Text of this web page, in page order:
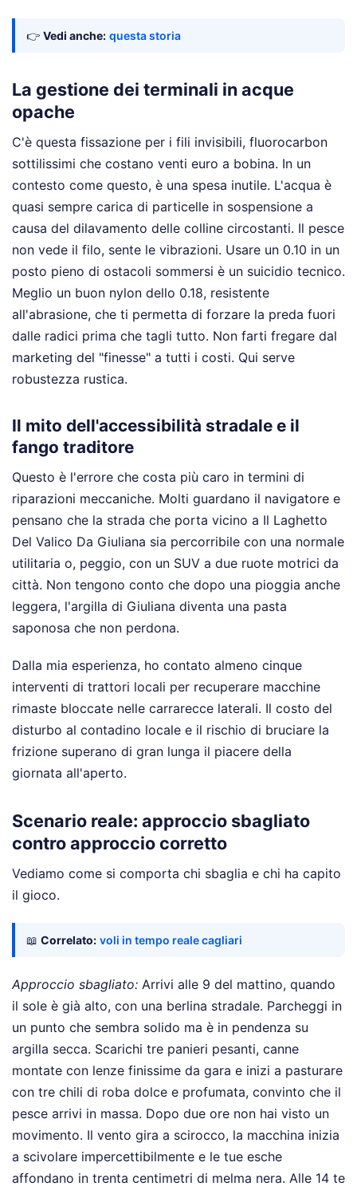
👉 Vedi anche: questa storia
La gestione dei terminali in acque
opache
C'è questa fissazione per i fili invisibili, fluorocarbon
sottilissimi che costano venti euro a bobina. In un
contesto come questo, è una spesa inutile. L'acqua è
quasi sempre carica di particelle in sospensione a
causa del dilavamento delle colline circostanti. Il pesce
non vede il filo, sente le vibrazioni. Usare un 0.10 in un
posto pieno di ostacoli sommersi è un suicidio tecnico.
Meglio un buon nylon dello 0.18, resistente
all'abrasione, che ti permetta di forzare la preda fuori
dalle radici prima che tagli tutto. Non farti fregare dal
marketing del "finesse" a tutti i costi. Qui serve
robustezza rustica.
Il mito dell'accessibilità stradale e il
fango traditore
Questo è l'errore che costa più caro in termini di
riparazioni meccaniche. Molti guardano il navigatore e
pensano che la strada che porta vicino a Il Laghetto
Del Valico Da Giuliana sia percorribile con una normale
utilitaria o, peggio, con un SUV a due ruote motrici da
città. Non tengono conto che dopo una pioggia anche
leggera, l'argilla di Giuliana diventa una pasta
saponosa che non perdona.
Dalla mia esperienza, ho contato almeno cinque
interventi di trattori locali per recuperare macchine
rimaste bloccate nelle carrarecce laterali. Il costo del
disturbo al contadino locale e il rischio di bruciare la
frizione superano di gran lunga il piacere della
giornata all'aperto.
Scenario reale: approccio sbagliato
contro approccio corretto
Vediamo come si comporta chi sbaglia e chi ha capito
il gioco.
📖 Correlato: voli in tempo reale cagliari
Approccio sbagliato: Arrivi alle 9 del mattino, quando
il sole è già alto, con una berlina stradale. Parcheggi in
un punto che sembra solido ma è in pendenza su
argilla secca. Scarichi tre panieri pesanti, canne
montate con lenze finissime da gara e inizi a pasturare
con tre chili di roba dolce e profumata, convinto che il
pesce arrivi in massa. Dopo due ore non hai visto un
movimento. Il vento gira a scirocco, la macchina inizia
a scivolare impercettibilmente e le tue esche
affondano in trenta centimetri di melma nera. Alle 14 te